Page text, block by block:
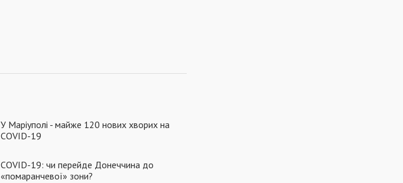
У Маріуполі - майже 120 нових хворих на
COVID-19
COVID-19: чи перейде Донеччина до
«помаранчевої» зони?